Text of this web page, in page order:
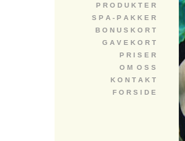
P R O D U K T E R
S P A - P A K K E R
B O N U S K O R T
G A V E K O R T
P R I S E R
O M O S S
K O N T A K T
F O R S I D E